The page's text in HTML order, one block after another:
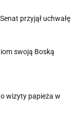
przyjął uchwałę
swoją Boską
wizyty papieża w